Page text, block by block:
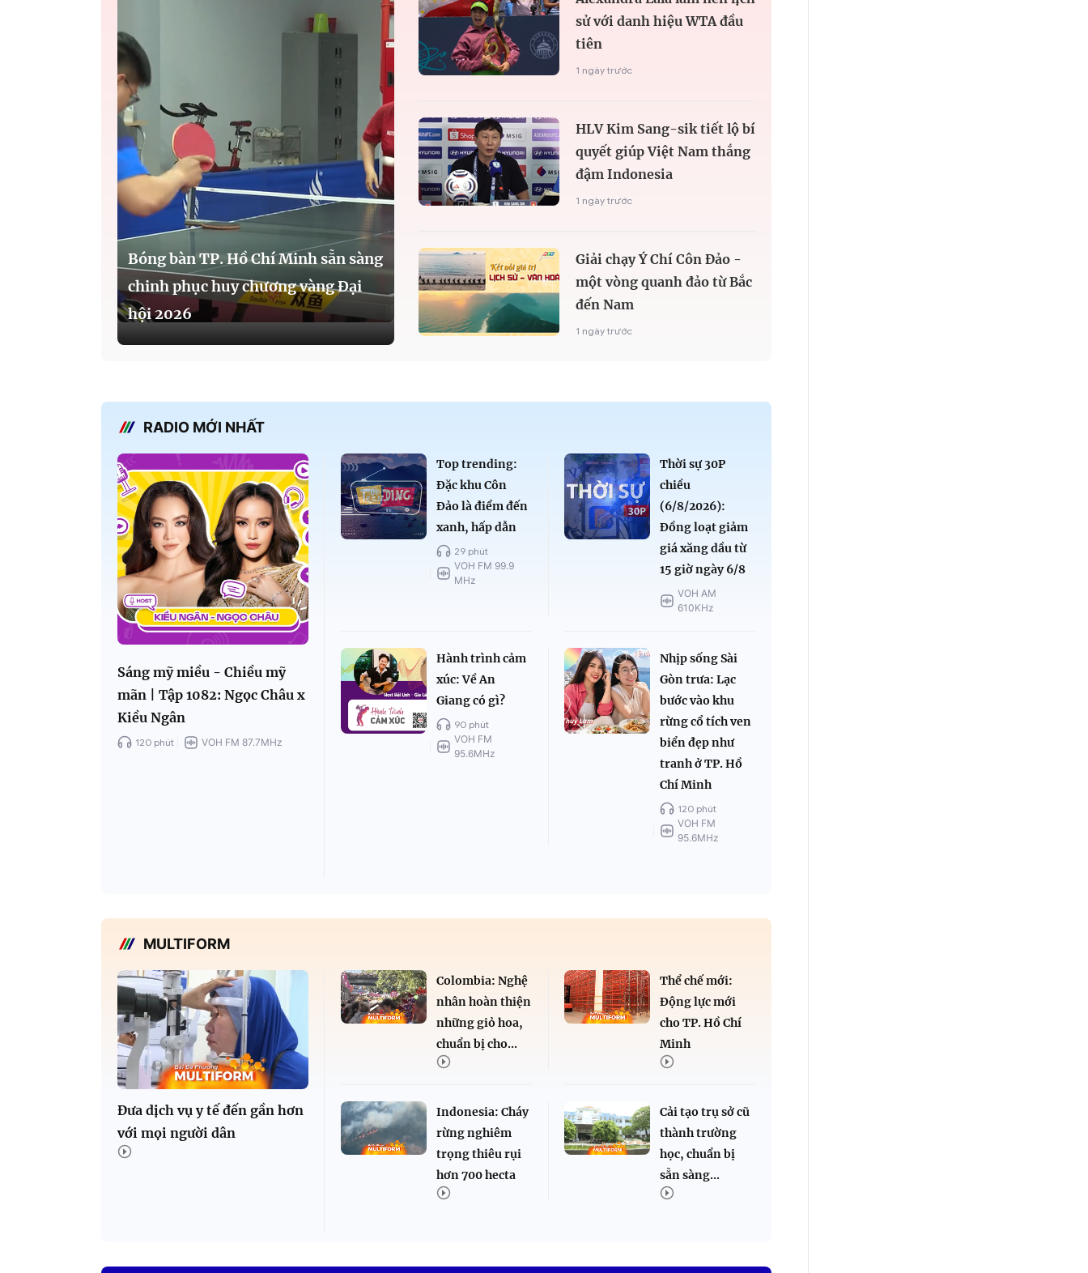
Bóng bàn TP. Hồ Chí Minh sẵn sàng
chinh phục huy chương vàng Đại
hội 2026
sử với danh hiệu WTA đầu
tiên
1 ngày trước
HLV Kim Sang-sik tiết lộ bí
quyết giúp Việt Nam thắng
đậm Indonesia
1 ngày trước
Giải chạy Ý Chí Côn Đảo -
một vòng quanh đảo từ Bắc
đến Nam
1 ngày trước
RADIO MỚI NHẤT
Sáng mỹ miều - Chiều mỹ
mãn | Tập 1082: Ngọc Châu x
Kiều Ngân
120 phút VOH FM 87.7MHz
Top trending:
Đặc khu Côn
Đảo là điểm đến
xanh, hấp dẫn
29 phút
VOH FM 99.9
MHz
Thời sự 30P
chiều
(6/8/2026):
Đồng loạt giảm
giá xăng dầu từ
15 giờ ngày 6/8
VOH AM
610KHz
Hành trình cảm
xúc: Về An
Giang có gì?
90 phút
VOH FM
95.6MHz
Nhịp sống Sài
Gòn trưa: Lạc
bước vào khu
rừng cổ tích ven
biển đẹp như
tranh ở TP. Hồ
Chí Minh
120 phút
VOH FM
95.6MHz
MULTIFORM
Đưa dịch vụ y tế đến gần hơn
với mọi người dân
Colombia: Nghệ
nhân hoàn thiện
những giỏ hoa,
chuẩn bị cho...
Thể chế mới:
Động lực mới
cho TP. Hồ Chí
Minh
Indonesia: Cháy
rừng nghiêm
trọng thiêu rụi
hơn 700 hecta
Cải tạo trụ sở cũ
thành trường
học, chuẩn bị
sẵn sàng...